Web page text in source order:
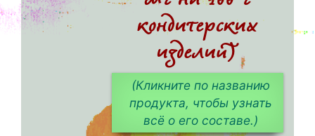
кондитерских
изделий)
(Кликните по названию
продукта, чтобы узнать
всё о его составе.)